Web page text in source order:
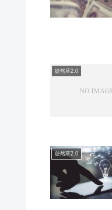
徒然草2.0
徒然草2.0